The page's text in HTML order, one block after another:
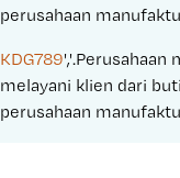
e
P
i
c
e
perusahaan
KDG789','.Perusahaan
melayani klien dari
perusahaan